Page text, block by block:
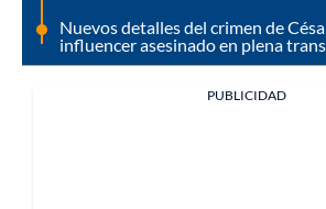
Nuevos detalles del crimen de
influencer asesinado en plena
PUBLICIDAD